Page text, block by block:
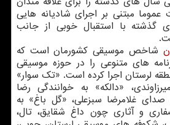
عموما مبتنی بر اجرای شادیانه هایی
گذشته با استقبال خوبی از جانب
شاخص موسیقی كشورمان است كه
های متنوعی را در حوزه موسیقی
لرستان اجرا كرده است. «تك سوار»
«دالكه» به خوانندگی رضا
غلامرضا سبزعلی، «گل باغ» به
و آثاری چون داغ شقایق، تال،